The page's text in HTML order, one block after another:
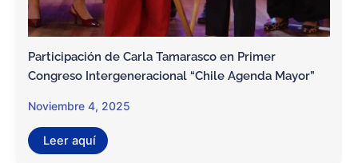
Participación de Carla Tamarasco en Primer
Congreso Intergeneracional “Chile Agenda Mayor”
Noviembre 4, 2025
Leer aquí